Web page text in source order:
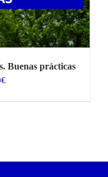
Buenas prácticas
€Rango